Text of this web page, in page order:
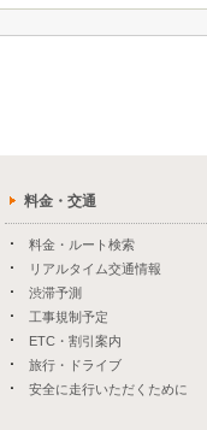
料金・交通
料金・ルート検索
リアルタイム交通情報
渋滞予測
工事規制予定
ETC・割引案内
旅行・ドライブ
安全に走行いただくために